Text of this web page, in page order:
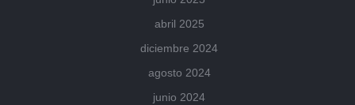
abril 2025
diciembre 2024
agosto 2024
junio 2024